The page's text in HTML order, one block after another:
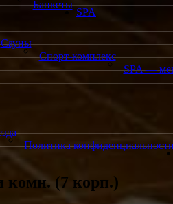
Банкеты
SPA
Сауны
Спорт-комплекс
SPA —
Политика
комн. (7 корп.)